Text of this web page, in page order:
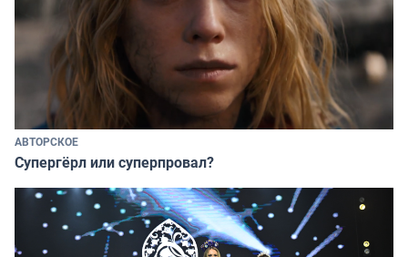
АВТОРСКОЕ
Супергёрл или суперпровал?